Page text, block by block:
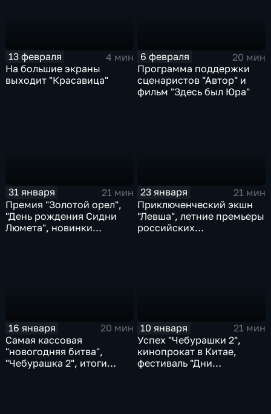
13 февраля
4 мин
На большие экраны
выходит "Красавица"
6 февраля
20 мин
Программа поддержки
сценаристов "Автор" и
фильм "Здесь был Юра"
31 января
21 мин
Премия "Золотой орел",
"День рождения Сидни
Люмета", новинки
23 января
21 мин
Приключенческий экшн
"Левша", летние премьеры
российских
16 января
20 мин
Самая кассовая
"новогодняя битва",
"Чебурашка 2", итоги
10 января
21 мин
Успех "Чебурашки 2",
кинопрокат в Китае,
фестиваль "Дни